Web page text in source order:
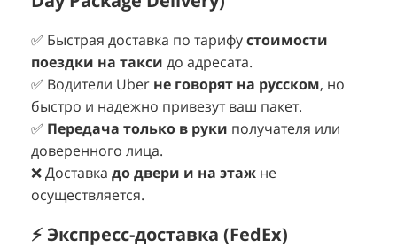
✅ Быстрая доставка по тарифустоимости
поездки на такси до адресата.
✅ Водители Uber не говорят на русском, но
быстро и надежно привезут ваш пакет.
✅ Передача только в руки получателя или
доверенного лица.
❌ Доставка до двери и на этаж не
осуществляется.
⚡ Экспресс-доставка (FedEx)